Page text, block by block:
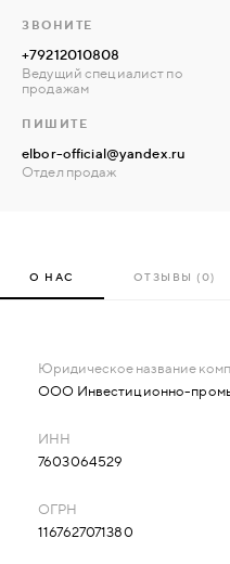
ЗВОНИТЕ
+79212010808
Ведущий специалист по
продажам
ПИШИТЕ
elbor-official@yandex.ru
Отдел продаж
О НАС ОТЗЫВЫ (0)
ООО Инвестиционно-
7603064529
1167627071380